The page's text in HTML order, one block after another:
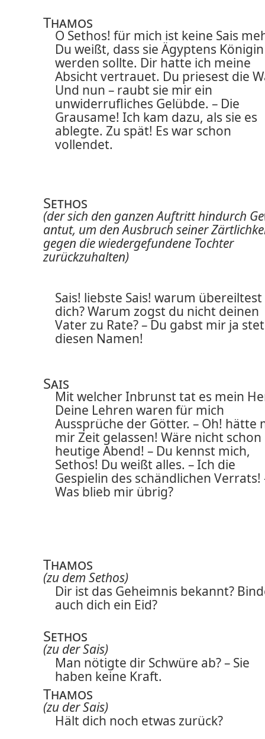
Thamos
O Sethos! für mich ist keine Sais
Du weißt, dass sie Ägyptens Königin
werden sollte. Dir hatte ich meine
Absicht vertrauet. Du priesest die
Und nun – raubt sie mir ein
unwiderrufliches Gelübde. – Die
Grausame! Ich kam dazu, als sie es
ablegte. Zu spät! Es war schon
vollendet.
Sethos
(der sich den ganzen Auftritt hindurch
antut, um den Ausbruch seiner
gegen die wiedergefundene Tochter
zurückzuhalten)
Sais! liebste Sais! warum
dich? Warum zogst du nicht deinen
Vater zu Rate? – Du gabst mir ja
diesen Namen!
Sais
Mit welcher Inbrunst tat es mein
Deine Lehren waren für mich
Aussprüche der Götter. – Oh! hätte
mir Zeit gelassen! Wäre nicht
heutige Abend! – Du kennst mich,
Sethos! Du weißt alles. – Ich die
Gespielin des schändlichen Verrats!
Was blieb mir übrig?
Thamos
(zu dem Sethos)
Dir ist das Geheimnis bekannt?
auch dich ein Eid?
Sethos
(zu der Sais)
Man nötigte dir Schwüre ab? – Sie
haben keine Kraft.
Thamos
(zu der Sais)
Hält dich noch etwas zurück?